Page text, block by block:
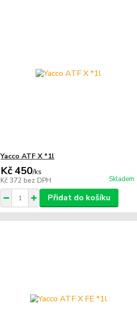
Yacco ATF X *1l
Kč 450/ks
Kč 372 bez DPH Skladem
Přidat do košíku